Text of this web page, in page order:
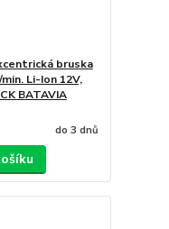
bruska
Li-Ion 12V,
BATAVIA
do 3 dnů